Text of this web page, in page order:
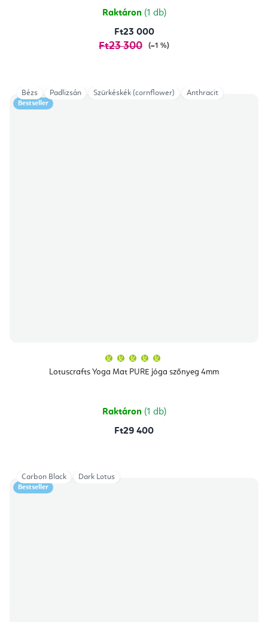
csillag.
Raktáron (1 db)
Ft23 000
Ft23 300 (–1 %)
Bestseller
Lotuscrafts Yoga Mat PURE jóga szőnyeg 4mm
átlagos
értékelése
csillag.
Raktáron (1 db)
Ft29 400
Bézs Padlizsán Szürkéskék (cornflower) Anthracit
Bestseller
Carbon Black Dark Lotus